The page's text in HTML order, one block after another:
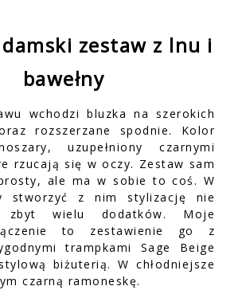
zestaw z lnu i
bawełny
wchodzi bluzka na szerokich
rozszerzane spodnie. Kolor
uzupełniony czarnymi
rzucają się w oczy. Zestaw sam
ale ma w sobie to coś. W
stworzyć z nim stylizację nie
zbyt wielu dodatków. Moje
to zestawienie go z
trampkami Sage Beige
biżuterią. W chłodniejsze
czarną ramoneskę.